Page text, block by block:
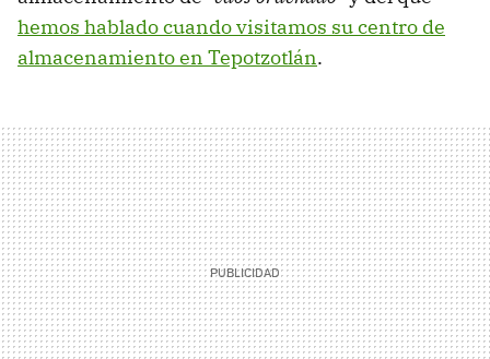
hemos hablado cuando visitamos su centro de
almacenamiento en Tepotzotlán.